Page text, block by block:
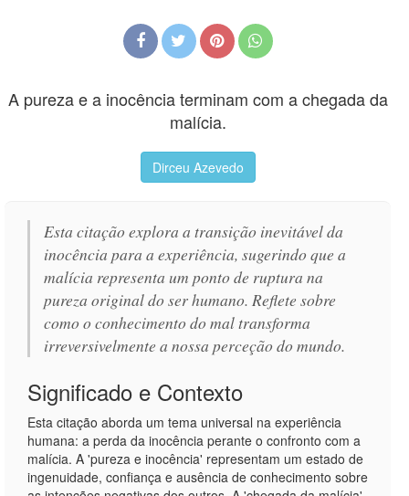
A pureza e a inocência terminam com a chegada da
malícia.
Dirceu Azevedo
Esta citação explora a transição inevitável da
inocência para a experiência, sugerindo que a
malícia representa um ponto de ruptura na
pureza original do ser humano. Reflete sobre
como o conhecimento do mal transforma
irreversivelmente a nossa perceção do mundo.
Significado e Contexto
Esta citação aborda um tema universal na experiência
humana: a perda da inocência perante o confronto com a
malícia. A 'pureza e inocência' representam um estado de
ingenuidade, confiança e ausência de conhecimento sobre